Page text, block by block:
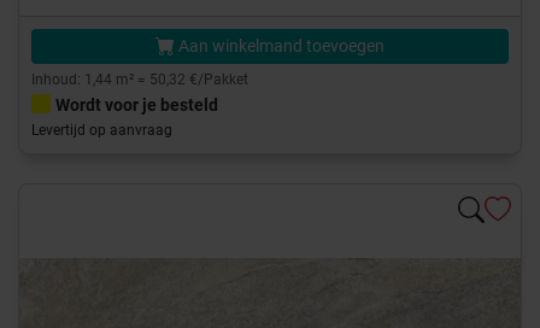
Aan winkelmand toevoegen
Inhoud: 1,44 m² = 50,32 €/Pakket
Wordt voor je besteld
Levertijd op aanvraag